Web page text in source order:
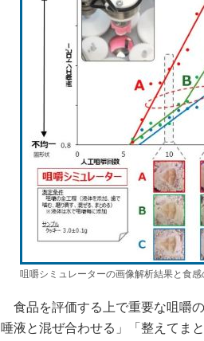
咀嚼シミュレーターの画像解析結果と食
食品を評価する上で重要な咀嚼
唾液と混ぜ合わせる」「整えてま